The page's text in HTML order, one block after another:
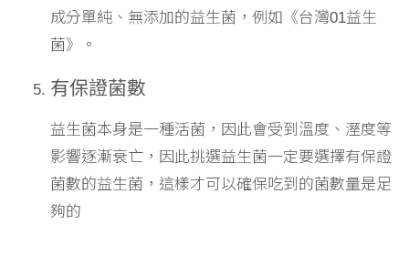
成分單純、無添加的益生菌，例如《台灣01益生
菌》。
有保證菌數
益生菌本身是一種活菌，因此會受到溫度、溼度等
影響逐漸衰亡，因此挑選益生菌一定要選擇有保證
菌數的益生菌，這樣才可以確保吃到的菌數量是足
夠的